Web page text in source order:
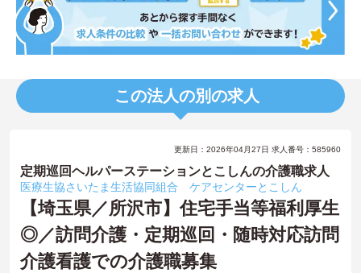
この法人の別の求人
更新日：2026年04月27日 求人番号：585960
定期巡回ヘルパーステーションとこしんの介護職求人
医療生協さいたま生活協同組合 ケアセンターとこしん
【埼玉県／所沢市】住宅手当等福利厚生
◎／訪問介護・定期巡回・随時対応訪問
介護看護での介護職募集